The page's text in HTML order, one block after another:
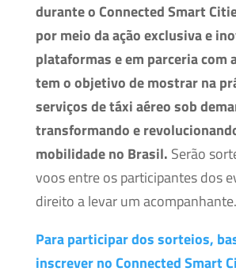
durante o Connected Smart
por meio da ação exclusiva e
plataformas e em parceria com
tem o objetivo de mostrar na
serviços de táxi aéreo sob
transformando e
mobilidade no Brasil. Serão
voos entre os participantes dos
direito a levar um acompanhante.
Para participar dos sorteios,
inscrever no Connected Smart